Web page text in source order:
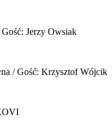
Jerzy Owsiak
/ Gość: Krzysztof Wójcik